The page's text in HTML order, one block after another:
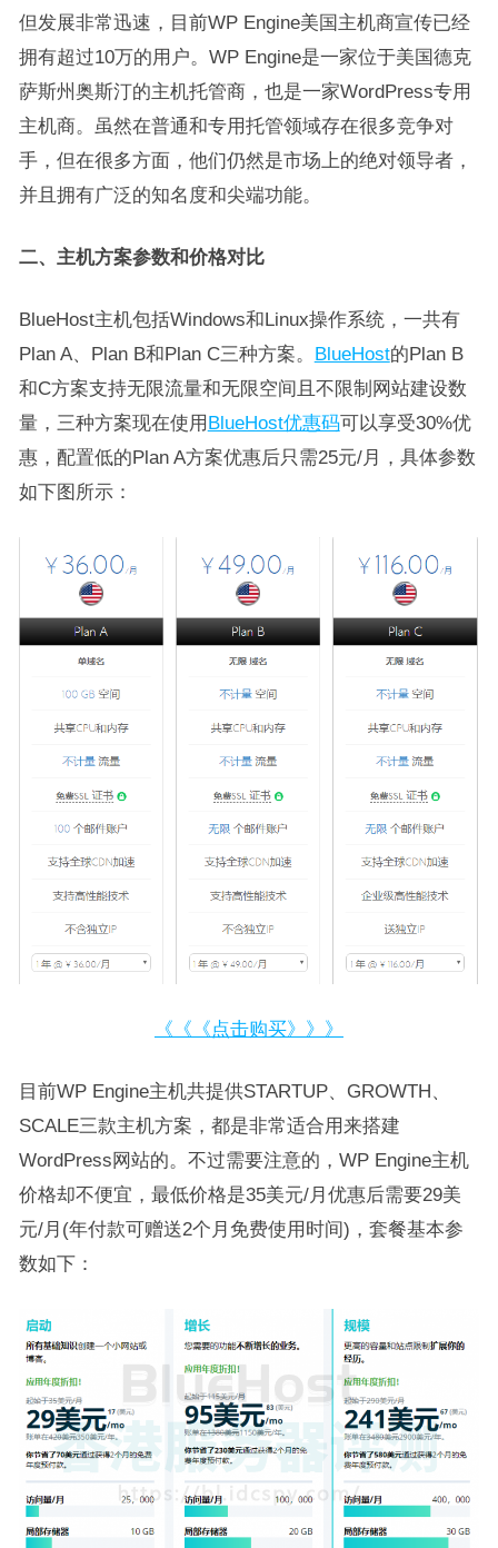
但发展非常迅速，目前WP Engine美国主机商宣传已经
拥有超过10万的用户。WP Engine是一家位于美国德克
萨斯州奥斯汀的主机托管商，也是一家WordPress专用
主机商。虽然在普通和专用托管领域存在很多竞争对
手，但在很多方面，他们仍然是市场上的绝对领导者，
并且拥有广泛的知名度和尖端功能。
二、主机方案参数和价格对比
BlueHost主机包括Windows和Linux操作系统，一共有
Plan A、Plan B和Plan C三种方案。 BlueHost的Plan B
和C方案支持无限流量和无限空间且不限制网站建设数
量，三种方案现在使用 BlueHost优惠码可以享受30%优
惠，配置低的Plan A方案优惠后只需25元/月，具体参数
如下图所示：
《《《点击购买》》》
目前WP Engine主机共提供STARTUP、GROWTH、
SCALE三款主机方案，都是非常适合用来搭建
WordPress网站的。不过需要注意的，WP Engine主机
价格却不便宜，最低价格是35美元/月优惠后需要29美
元/月(年付款可赠送2个月免费使用时间)，套餐基本参
数如下：